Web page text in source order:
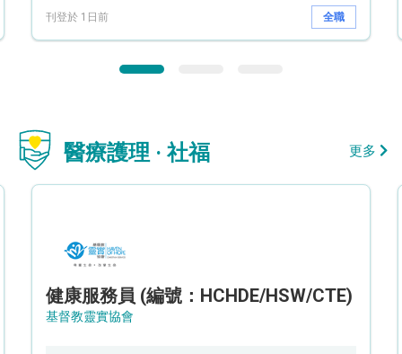
刊登於 1日前 全職
醫療護理 · 社福 更多
健康服務員 (編號：HCHDE/HSW/CTE)
基督教靈實協會